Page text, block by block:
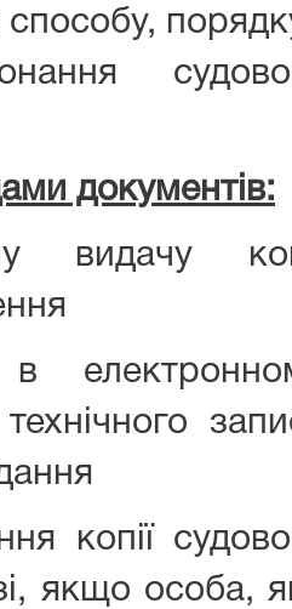
документів:
видачу
технічного
копії
якщо особа,